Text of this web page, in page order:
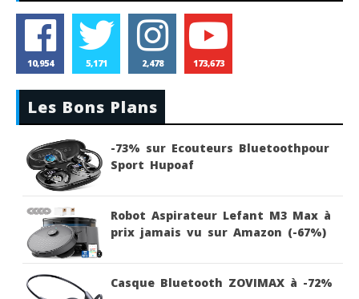
10,954 5,171 2,478 173,673
Les Bons Plans
-73% sur Ecouteurs Bluetoothpour
Sport Hupoaf
Robot Aspirateur Lefant M3 Max à
prix jamais vu sur Amazon (-67%)
Casque Bluetooth ZOVIMAX à -72%